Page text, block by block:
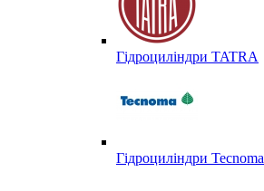
Гідроциліндри TATRA
Гідроциліндри Tecnoma